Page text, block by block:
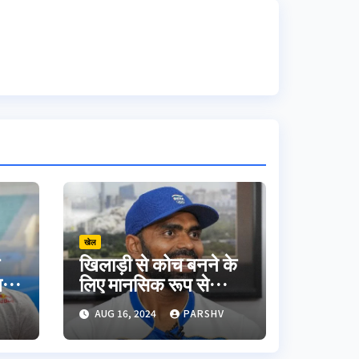
खेल
खिलाड़ी से कोच बनने के
लिए मानसिक रूप से
तैयारी करनी होगी :
श्रीजेश
AUG 16, 2024 PARSHV